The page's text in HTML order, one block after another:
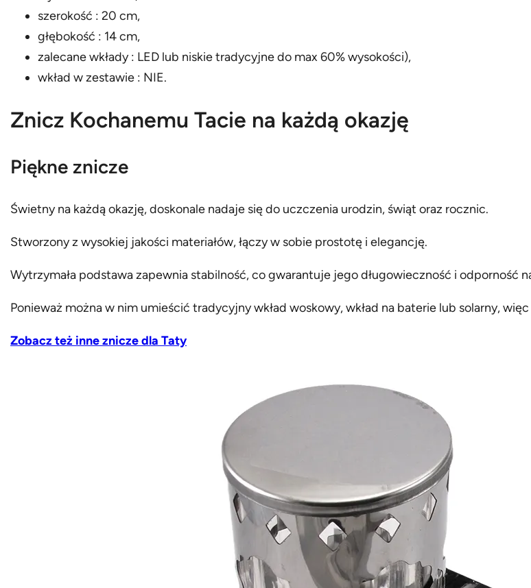
szerokość : 20 cm,
głębokość : 14 cm,
zalecane wkłady : LED lub niskie tradycyjne do max 60% wysokości),
wkład w zestawie : NIE.
Znicz Kochanemu Tacie na każdą okazję
Piękne znicze
Świetny na każdą okazję, doskonale nadaje się do uczczenia urodzin, świąt oraz rocznic.
Stworzony z wysokiej jakości materiałów, łączy w sobie prostotę i elegancję.
Wytrzymała podstawa zapewnia stabilność, co gwarantuje jego długowieczność i odporność
Ponieważ można w nim umieścić tradycyjny wkład woskowy, wkład na baterie lub solarny,
Zobacz też inne znicze dla Taty